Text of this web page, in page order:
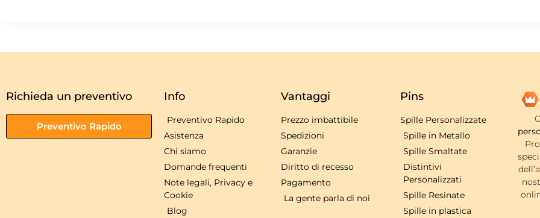
Richieda un preventivo
Preventivo Rapido
Info
Preventivo Rapido
Asistenza
Chi siamo
Domande frequenti
Note legali, Privacy e
Cookie
Blog
Vantaggi
Prezzo imbattibile
Spedizioni
Garanzie
Diritto di recesso
Pagamento
La gente parla di noi
Pins
Spille Personalizzate
Spille in Metallo
Spille Smaltate
Distintivi
Personalizzati
Spille Resinate
Spille in plastica